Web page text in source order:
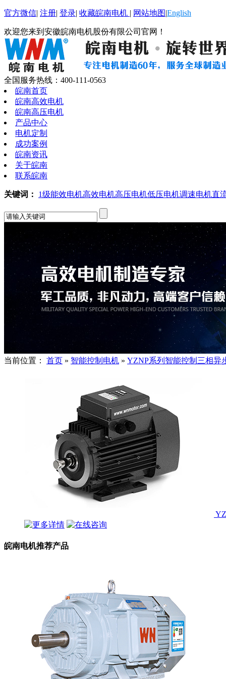
官方微信| 注册| 登录| 收藏皖南电机 | 网站地图|English
欢迎您来到安徽皖南电机股份有限公司官网！
全国服务热线： 400-111-0563
皖南首页
皖南高效电机
皖南高压电机
产品中心
电机定制
成功案例
皖南资讯
关于皖南
联系皖南
关键词： 1级能效电机高效电机高压电机低压电机调速电机直
当前位置： 首页 » 智能控制电机 » YZNP系列智能控制三相异
皖南电机推荐产品